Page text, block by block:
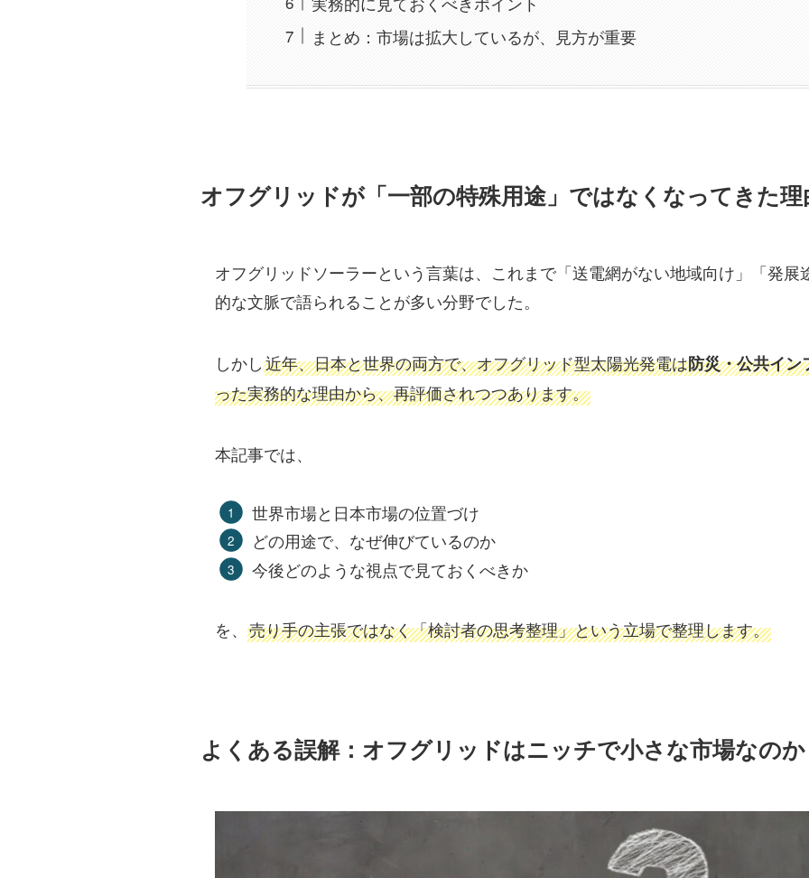
まとめ：市場は拡大しているが、見方が重要
オフグリッドが「一部の特殊用途」ではなくなってきた理
オフグリッドソーラーという言葉は、これまで「送電網がない地域向け」「発展
的な文脈で語られることが多い分野でした。
しかし近年、日本と世界の両方で、オフグリッド型太陽光発電は防災・公共イン
った実務的な理由から、再評価されつつあります。
本記事では、
世界市場と日本市場の位置づけ
どの用途で、なぜ伸びているのか
今後どのような視点で見ておくべきか
を、 売り手の主張ではなく「検討者の思考整理」という立場で整理します。
よくある誤解：オフグリッドはニッチで小さな市場なのか